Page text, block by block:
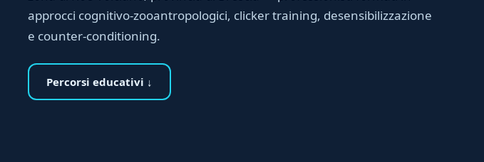
approcci cognitivo-zooantropologici, clicker training, desensibilizzazione
e counter-conditioning.
Percorsi educativi ↓